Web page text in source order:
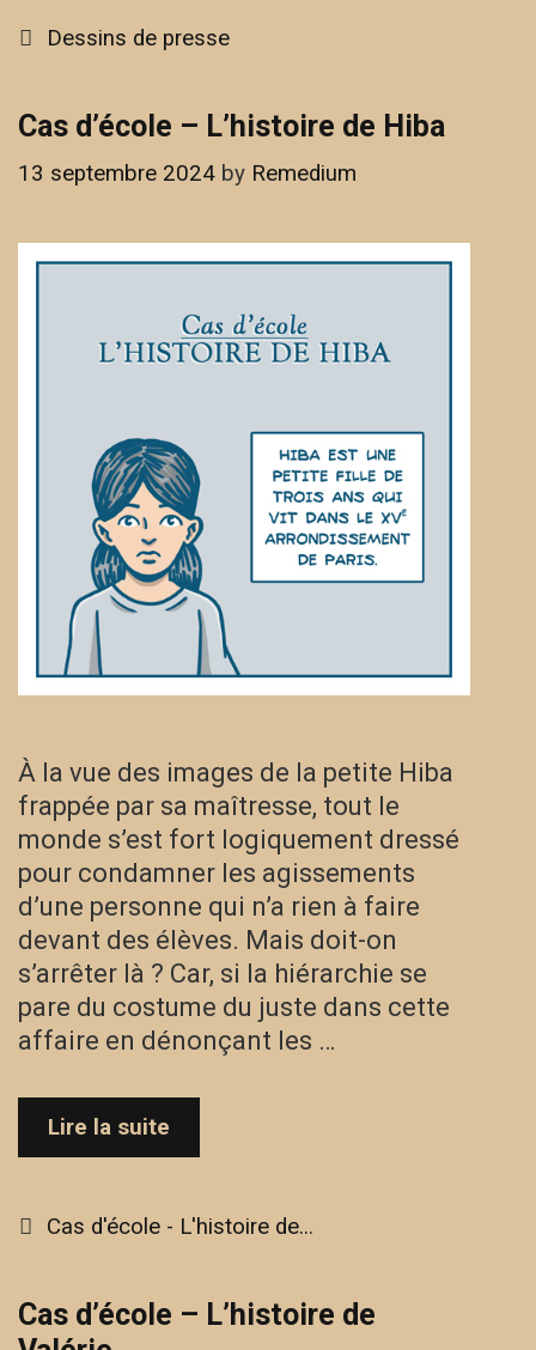
Categories
Dessins de presse
Cas d’école – L’histoire de Hiba
13 septembre 2024 by Remedium
À la vue des images de la petite Hiba
frappée par sa maîtresse, tout le
monde s’est fort logiquement dressé
pour condamner les agissements
d’une personne qui n’a rien à faire
devant des élèves. Mais doit-on
s’arrêter là ? Car, si la hiérarchie se
pare du costume du juste dans cette
affaire en dénonçant les …
Lire la suite
d’école
L’histoire
de
Categories
Cas d'école - L'histoire de...
Cas d’école – L’histoire de